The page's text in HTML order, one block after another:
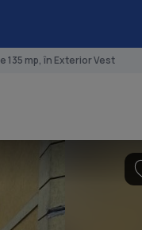
135 mp, în Exterior Vest